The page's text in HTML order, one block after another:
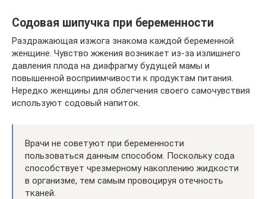
Содовая шипучка при беременности
Раздражающая изжога знакома каждой беременной
женщине. Чувство жжения возникает из-за излишнего
давления плода на диафрагму будущей мамы и
повышенной восприимчивости к продуктам питания.
Нередко женщины для облегчения своего самочувствия
используют содовый напиток.
Врачи не советуют при беременности
пользоваться данным способом. Поскольку сода
способствует чрезмерному накоплению жидкости
в организме, тем самым провоцируя отечность
тканей.